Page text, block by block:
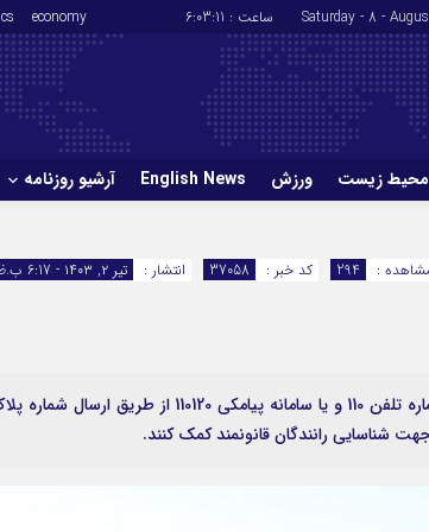
ساعت : 6:03:11
economy
محیط زیست ورزش English News آرشیو روزنامه
ورزش News
انتشار :
تیر ۲, ۱۴۰۳ - 6:17 ب.ظ کد خبر : 37058 :
294
مسافران درون ناوگان اتوبوس هاي مسافربري مي­توانند با استفاده از شماره تلفن 110 و يا سامانه پيامکي 110120 از طريق ارسال
شناسايي رانندگان قانونمند کمک کنند.